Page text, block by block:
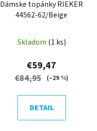
Dámske topánky RIEKER
44562-62/Beige
Skladom (1 ks)
€59,47
€84,95 (–29 %)
DETAIL